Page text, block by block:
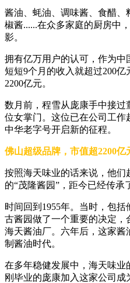
酱油、蚝油、调味酱、食醋
椒酱......在众多家庭的厨房中
影。
拥有亿万用户的认可，作为中
短短9个月的收入就超过200
2200亿元。
数月前，程雪从庞康手中接
位女掌门。这位已在公司工作
中华老字号开启新的征程。
佛山超级品牌，市值超2200亿
按照海天味业的话来说，他们
的“茂隆酱园”，距今已经传承
时间回到1955年。当时，包
古酱园做了一个重要的决定
海天酱油厂。六年后，这家
制酱油时代。
在多年稳健发展中，海天味业
刚毕业的庞康加入这家公司